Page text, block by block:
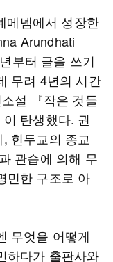
메넴에서 성장한
Arundhati
부터 글을 쓰기
무려 4년의 시간
설 『작은 것들
탄생했다. 권
힌두교의 종교
관습에 의해 무
민한 구조로 아
무엇을 어떻게
하다가 출판사와